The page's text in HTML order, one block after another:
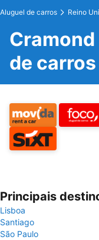
Aluguel de carros Reino
de carros
Principais
Lisboa
Santiago
São Paulo